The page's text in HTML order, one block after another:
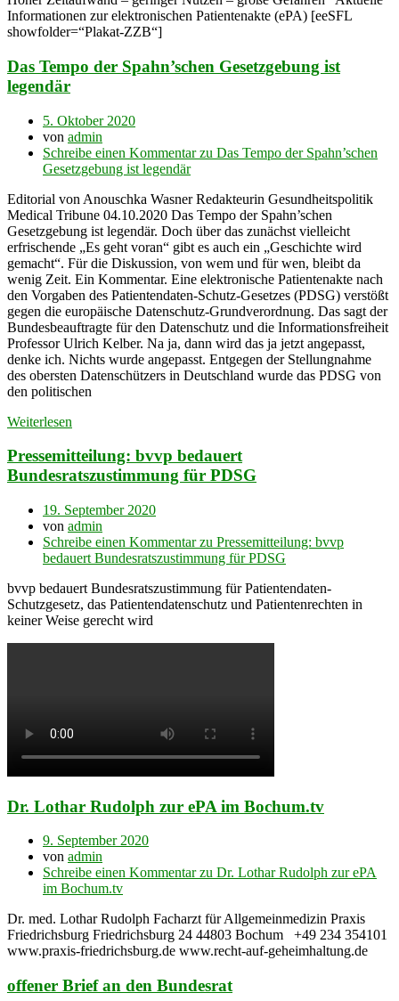
Informationen zur elektronischen Patientenakte (ePA) [eeSFL
showfolder=“Plakat-ZZB“]
Das Tempo der Spahn’schen Gesetzgebung ist
legendär
5. Oktober 2020
von admin
Schreibe einen Kommentarzu Das Tempo der Spahn’schen
Gesetzgebung ist legendär
Editorial von Anouschka Wasner Redakteurin Gesundheitspolitik
Medical Tribune 04.10.2020 Das Tempo der Spahn’schen
Gesetzgebung ist legendär. Doch über das zunächst vielleicht
erfrischende „Es geht voran“ gibt es auch ein „Geschichte wird
gemacht“. Für die Diskussion, von wem und für wen, bleibt da
wenig Zeit. Ein Kommentar. Eine elektronische Patientenakte nach
den Vorgaben des Patientendaten-Schutz-Gesetzes (PDSG) verstößt
gegen die europäische Datenschutz-Grundverordnung. Das sagt der
Bundesbeauftragte für den Datenschutz und die Informationsfreiheit
Professor Ulrich Kelber. Na ja, dann wird das ja jetzt angepasst,
denke ich. Nichts wurde angepasst. Entgegen der Stellungnahme
des obersten Datenschützers in Deutschland wurde das PDSG von
den politischen
Weiterlesen
Pressemitteilung: bvvp bedauert
Bundesratszustimmung für PDSG
19. September 2020
von admin
Schreibe einen Kommentarzu Pressemitteilung: bvvp
bedauert Bundesratszustimmung für PDSG
bvvp bedauert Bundesratszustimmung für Patientendaten-
Schutzgesetz, das Patientendatenschutz und Patientenrechten in
keiner Weise gerecht wird
Dr. Lothar Rudolph zur ePA im Bochum.tv
9. September 2020
von admin
Schreibe einen Kommentarzu Dr. Lothar Rudolph zur ePA
im Bochum.tv
Dr. med. Lothar Rudolph Facharzt für Allgemeinmedizin Praxis
Friedrichsburg Friedrichsburg 24 44803 Bochum +49 234 354101
www.praxis-friedrichsburg.de www.recht-auf-geheimhaltung.de
offener Brief an den Bundesrat